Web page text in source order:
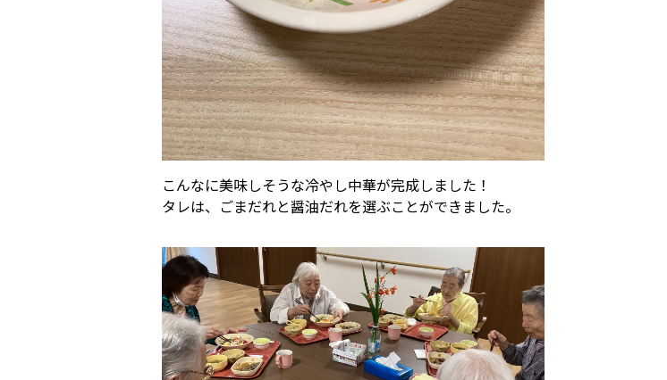
こんなに美味しそうな冷やし中華が完成しました！
タレは、ごまだれと醤油だれを選ぶことができました。